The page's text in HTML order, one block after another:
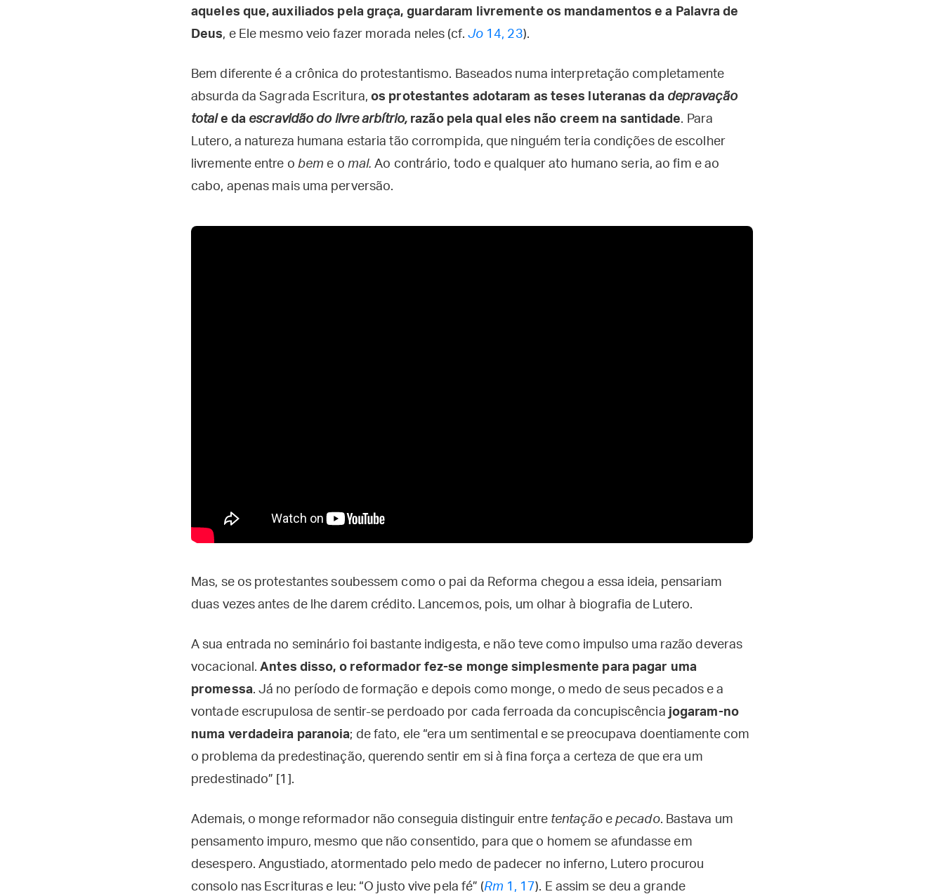
aqueles que, auxiliados pela graça, guardaram livremente os mandamentos e a Palavra de
Deus, e Ele mesmo veio fazer morada neles (cf. Jo14, 23).
Bem diferente é a crônica do protestantismo. Baseados numa interpretação completamente
absurda da Sagrada Escritura,os protestantes adotaram as teses luteranas da depravação
totale da escravidão do livre arbítrio, razão pela qual eles não creem na santidade. Para
Lutero, a natureza humana estaria tão corrompida, que ninguém teria condições de escolher
livremente entre o bem e o mal.Ao contrário, todo e qualquer ato humano seria, ao fim e ao
cabo, apenas mais uma perversão.
Mas, se os protestantes soubessem como o pai da Reforma chegou a essa ideia, pensariam
duas vezes antes de lhe darem crédito. Lancemos, pois, um olhar à biografia de Lutero.
A sua entrada no seminário foi bastante indigesta, e não teve como impulso uma razão deveras
vocacional.Antes disso, o reformador fez-se monge simplesmente para pagar uma
promessa. Já no período de formação e depois como monge, o medo de seus pecados e a
vontade escrupulosa de sentir-se perdoado por cada ferroada da concupiscência jogaram-no
numa verdadeira paranoia; de fato, ele “era um sentimental e se preocupava doentiamente com
o problema da predestinação, querendo sentir em si à fina força a certeza de que era um
predestinado” [1].
Ademais, o monge reformador não conseguia distinguir entre tentaçãoepecado. Bastava um
pensamento impuro, mesmo que não consentido, para que o homem se afundasse em
desespero. Angustiado, atormentado pelo medo de padecer no inferno, Lutero procurou
consolo nas Escrituras e leu: “O justo vive pela fé” (Rm 1, 17). E assim se deu a grande